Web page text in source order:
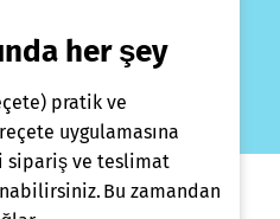
her şey
pratik ve
uygulamasına
sipariş ve teslimat
Bu zamandan